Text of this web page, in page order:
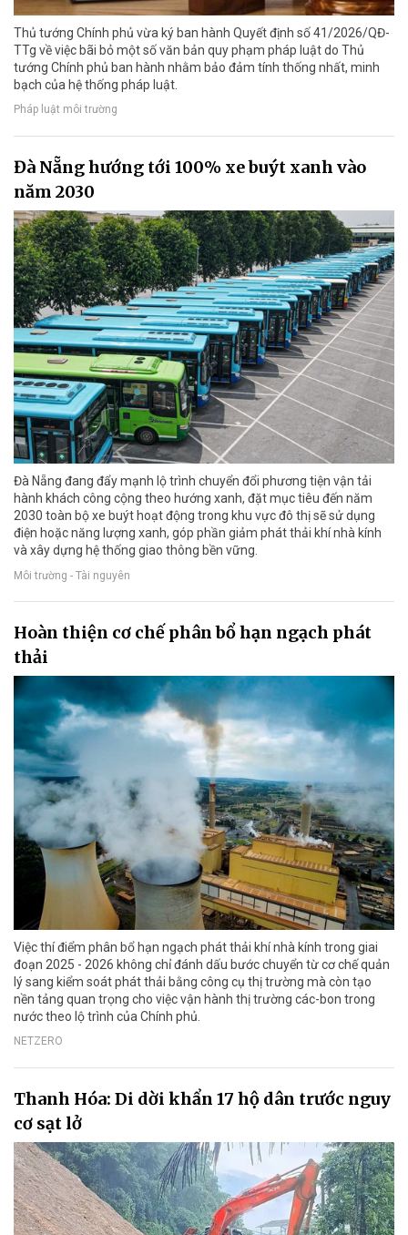
Thủ tướng Chính phủ vừa ký ban hành Quyết định số 41/2026/QĐ-
TTg về việc bãi bỏ một số văn bản quy phạm pháp luật do Thủ
tướng Chính phủ ban hành nhằm bảo đảm tính thống nhất, minh
bạch của hệ thống pháp luật.
Pháp luật môi trường
Đà Nẵng hướng tới 100% xe buýt xanh vào
năm 2030
Đà Nẵng đang đẩy mạnh lộ trình chuyển đổi phương tiện vận tải
hành khách công cộng theo hướng xanh, đặt mục tiêu đến năm
2030 toàn bộ xe buýt hoạt động trong khu vực đô thị sẽ sử dụng
điện hoặc năng lượng xanh, góp phần giảm phát thải khí nhà kính
và xây dựng hệ thống giao thông bền vững.
Môi trường - Tài nguyên
Hoàn thiện cơ chế phân bổ hạn ngạch phát
thải
Việc thí điểm phân bổ hạn ngạch phát thải khí nhà kính trong giai
đoạn 2025 - 2026 không chỉ đánh dấu bước chuyển từ cơ chế quản
lý sang kiểm soát phát thải bằng công cụ thị trường mà còn tạo
nền tảng quan trọng cho việc vận hành thị trường các-bon trong
nước theo lộ trình của Chính phủ.
NETZERO
Thanh Hóa: Di dời khẩn 17 hộ dân trước nguy
cơ sạt lở